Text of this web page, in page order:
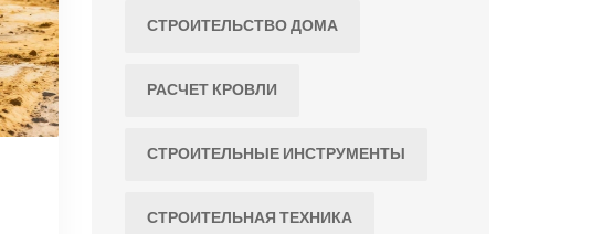
СТРОИТЕЛЬСТВО ДОМА
РАСЧЕТ КРОВЛИ
СТРОИТЕЛЬНЫЕ ИНСТРУМЕНТЫ
СТРОИТЕЛЬНАЯ ТЕХНИКА